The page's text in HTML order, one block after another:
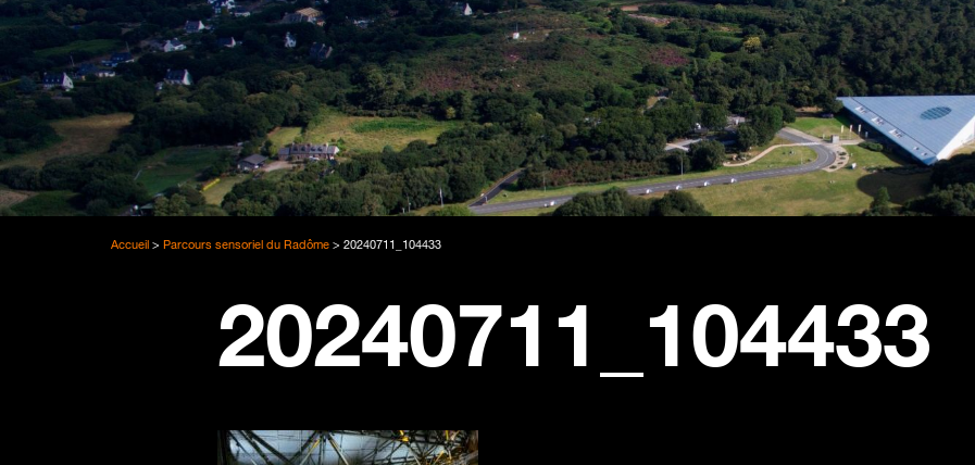
Accueil > Parcours sensoriel du Radôme > 20240711_104433
20240711_104433